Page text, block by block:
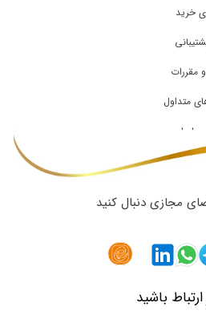
خرید
مقررات
متداول
با ما
مجازی دنبال کنید
باشید